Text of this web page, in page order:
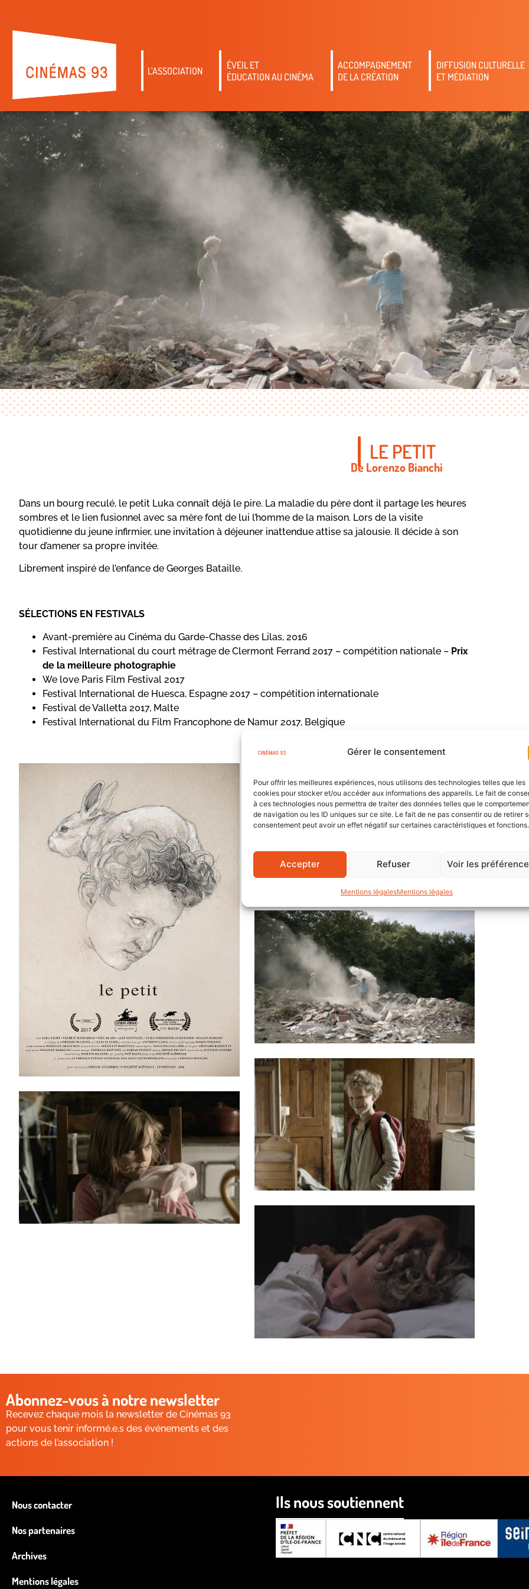
Gérer le consentement
Pour offrir les meilleures expériences, nous utilisons des technologies telles que les
cookies pour stocker et/ou accéder aux informations des appareils. Le fait de
à ces technologies nous permettra de traiter des données telles que le
de navigation ou les ID uniques sur ce site. Le fait de ne pas consentir ou de retirer
consentement peut avoir un effet négatif sur certaines caractéristiques et fonctions.
Accepter Refuser Voir les
Mentions légalesMentions légales
L’ASSOCIATION
ÉVEIL ET
ÉDUCATION AU CINÉMA
ACCOMPAGNEMENT
DE LA CRÉATION
DIFFUSION CULTURELLE
ET MÉDIATION
LE PETIT
De Lorenzo Bianchi
Dans un bourg reculé, le petit Luka connaît déjà le pire. La maladie du père dont il partage les heures
sombres et le lien fusionnel avec sa mère font de lui l’homme de la maison. Lors de la visite
quotidienne du jeune infirmier, une invitation à déjeuner inattendue attise sa jalousie. Il décide à son
tour d’amener sa propre invitée.
Librement inspiré de l’enfance de Georges Bataille.
SÉLECTIONS EN FESTIVALS
Avant-première au Cinéma du Garde-Chasse des Lilas, 2016
Festival International du court métrage de Clermont Ferrand 2017 – compétition nationale – Prix
de la meilleure photographie
We love Paris Film Festival 2017
Festival International de Huesca, Espagne 2017 – compétition internationale
Festival de Valletta 2017, Malte
Festival International du Film Francophone de Namur 2017, Belgique
Abonnez-vous à notre newsletter
Recevez chaque mois la newsletter de Cinémas 93
pour vous tenir informé.e.s des événements et des
actions de l’association !
Nous contacter
Nos partenaires
Archives
Mentions légales
Ils nous soutiennent